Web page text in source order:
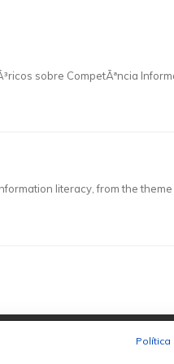
sobre CompetÃªncia
literacy, from the
Política